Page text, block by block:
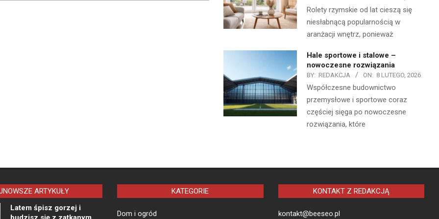
Rolety rzymskie od lat cieszą się
niesłabnącą popularnością w
aranżacji wnętrz, ponieważ
Hale sportowe i stalowe –
nowoczesne rozwiązania
BY: REDAKCJA ON: 8 LUTEGO, 2026
Współczesne budownictwo
przemysłowe i sportowe coraz
częściej sięga po nowoczesne
rozwiązania, które
ARTYKUŁY
Latem śpisz gorzej i
KATEGORIE
Dom i ogród
KONTAKT Z REDAKCJĄ
kontakt@beeseo.pl